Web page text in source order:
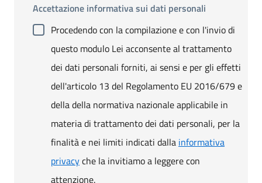
Accettazione informativa sui dati personali
Procedendo con la compilazione e con l'invio di
questo modulo Lei acconsente al trattamento
dei dati personali forniti, ai sensi e per gli effetti
dell'articolo 13 del Regolamento EU 2016/679 e
della della normativa nazionale applicabile in
materia di trattamento dei dati personali, per la
finalità e nei limiti indicati dalla informativa
privacyche la invitiamo a leggere con
attenzione.